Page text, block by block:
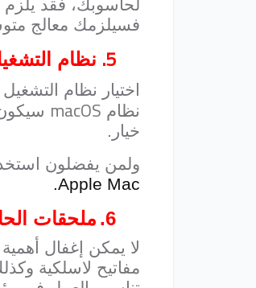
لحاسوبك، فقد يلزم
فسيلزمك معالج
5. نظام
اختيار نظام
نظام macOS
خيار.
ولمن يفضلون
Apple Mac
.
6. ملحقات
لا يمكن إغفال
مفاتيح لاسلكية